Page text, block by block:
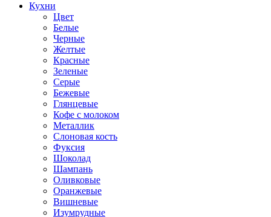
Кухни
Цвет
Белые
Черные
Желтые
Красные
Зеленые
Серые
Бежевые
Глянцевые
Кофе с молоком
Металлик
Слоновая кость
Фуксия
Шоколад
Шампань
Оливковые
Оранжевые
Вишневые
Изумрудные